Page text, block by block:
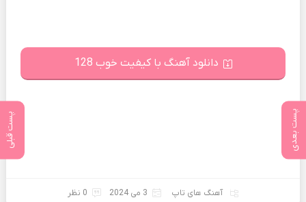
پست بعدی پست قبلی
دانلود آهنگ با کیفیت خوب 128
آهنگ های تاپ 3 می 2024 0 نظر